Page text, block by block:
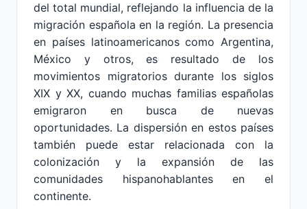
del total mundial, reflejando la influencia de la
migración española en la región. La presencia
en países latinoamericanos como Argentina,
México y otros, es resultado de los
movimientos migratorios durante los siglos
XIX y XX, cuando muchas familias españolas
emigraron en busca de nuevas
oportunidades. La dispersión en estos países
también puede estar relacionada con la
colonización y la expansión de las
comunidades hispanohablantes en el
continente.